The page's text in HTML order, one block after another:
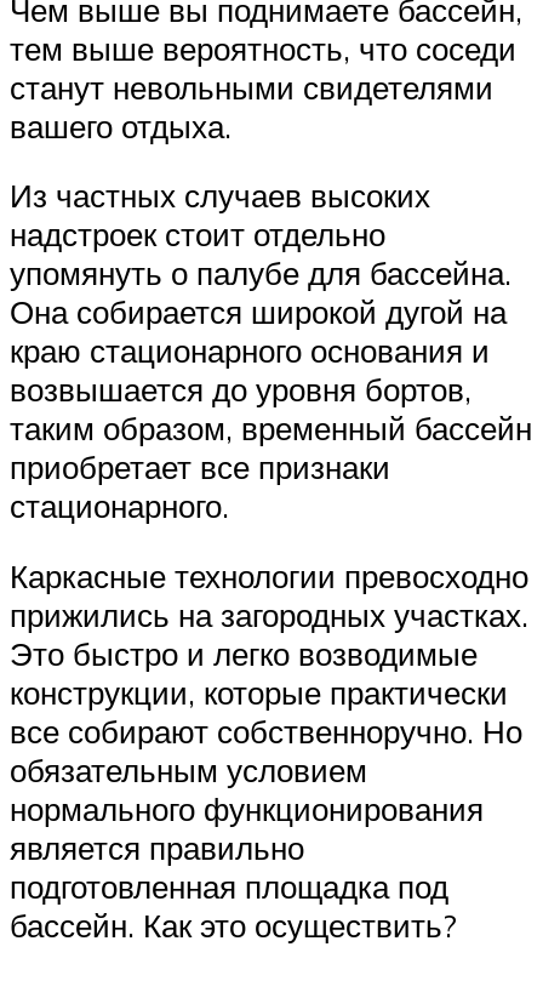
Чем выше вы поднимаете бассейн,
тем выше вероятность, что соседи
станут невольными свидетелями
вашего отдыха.
Из частных случаев высоких
надстроек стоит отдельно
упомянуть о палубе для бассейна.
Она собирается широкой дугой на
краю стационарного основания и
возвышается до уровня бортов,
таким образом, временный бассейн
приобретает все признаки
стационарного.
Каркасные технологии превосходно
прижились на загородных участках.
Это быстро и легко возводимые
конструкции, которые практически
все собирают собственноручно. Но
обязательным условием
нормального функционирования
является правильно
подготовленная площадка под
бассейн. Как это осуществить?